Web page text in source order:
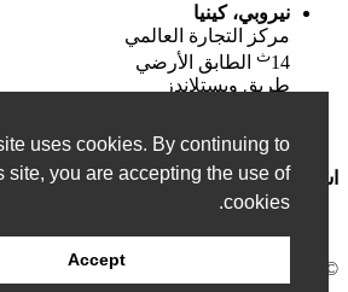
uses cookies. By continuing to
site, you are accepting the use of
cookies.
Accept
نيروبي، كينيا
مركز التجارة العالمي
14ث الطابق الأرضي
طريق ويستلاندز
اشترك في نشرتنا الإخبارية!
©٢٠٢٦ بريسيجن هيلثكير. جميع الحقوق محفوظة.